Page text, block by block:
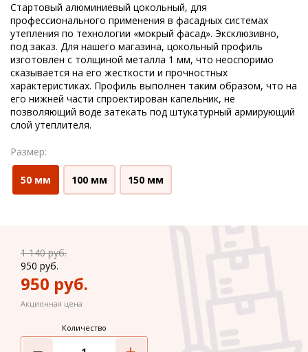
Стартовый алюминиевый цокольный, для
профессионального применения в фасадных системах
утепления по технологии «мокрый фасад». Эксклюзивно,
под заказ. Для нашего магазина, цокольный профиль
изготовлен с толщиной металла 1 мм, что неоспоримо
сказывается на его жесткости и прочностных
характеристиках. Профиль выполнен таким образом, что на
его нижней части спроектирован капельник, не
позволяющий воде затекать под штукатурный армирующий
слой утеплителя.
Размер:
50 мм 100 мм 150 мм
1 140руб.
950 руб.
950 руб.
Акционная цена
Количество